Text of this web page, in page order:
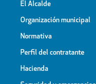
El Alcalde
Organización municipal
Normativa
Perfil del contratante
Hacienda